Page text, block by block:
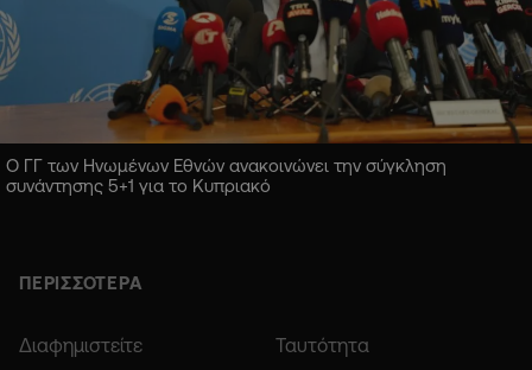
Ο ΓΓ των Ηνωμένων Εθνών ανακοινώνει την σύγκληση
συνάντησης 5+1 για το Κυπριακό
ΠΕΡΙΣΣΟΤΕΡΑ
Διαφημιστείτε Ταυτότητα